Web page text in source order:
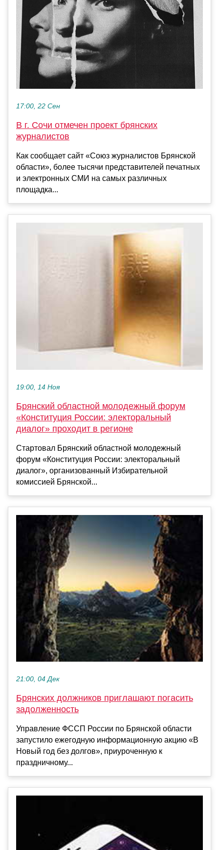
17:00, 22 Сен
В г. Сочи отмечен проект брянских
журналистов
Как сообщает сайт «Союз журналистов Брянской
области», более тысячи представителей печатных
и электронных СМИ на самых различных
площадка...
19:00, 14 Ноя
Брянский областной молодежный форум
«Конституция России: электоральный
диалог» проходит в регионе
Стартовал Брянский областной молодежный
форум «Конституция России: электоральный
диалог», организованный Избирательной
комиссией Брянской...
21:00, 04 Дек
Брянских должников приглашают погасить
задолженность
Управление ФССП России по Брянской области
запустило ежегодную информационную акцию «В
Новый год без долгов», приуроченную к
праздничному...